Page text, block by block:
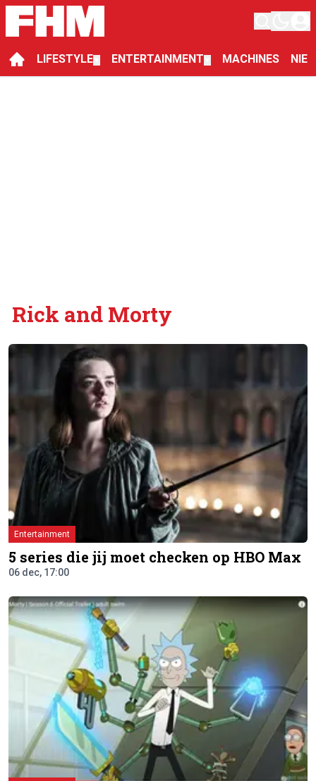
LIFESTYLE ENTERTAINMENT MACHINES
Rick and Morty
Entertainment
5 series die jij moet checken op HBO Max
06 dec, 17:00